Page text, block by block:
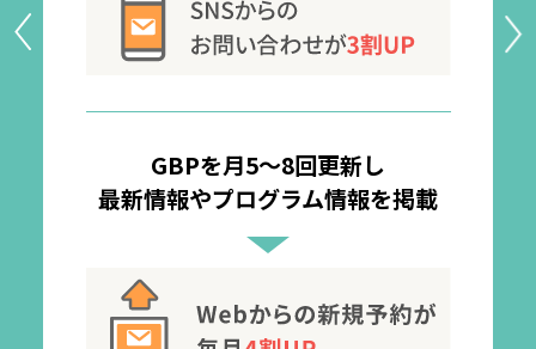
GBPを月5〜8回更新し
最新情報やプログラム情報を掲載